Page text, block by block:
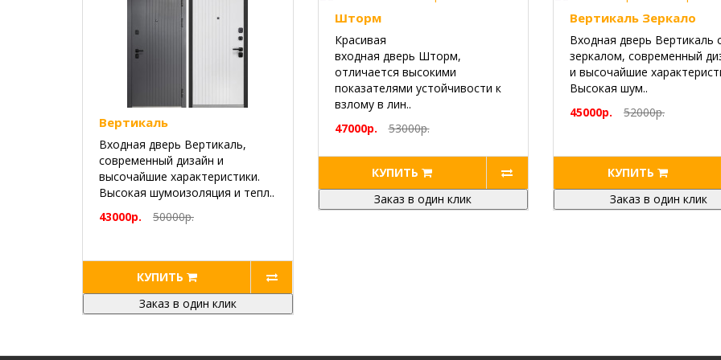
Вертикаль
Входная дверь Вертикаль,
современный дизайн и
высочайшие характеристики.
Высокая шумоизоляция и тепл..
43000р.
50000р.
КУПИТЬ
Заказ в один клик
Шторм
Красивая
входная дверь Шторм,
отличается высокими
показателями устойчивости к
взлому в лин..
47000р.
53000р.
КУПИТЬ
Заказ в один клик
Вертикаль Зеркало
Входная дверь Вертикаль
зеркалом, современный
и высочайшие
Высокая шум..
45000р.
52000р.
КУПИТЬ
Заказ в один клик